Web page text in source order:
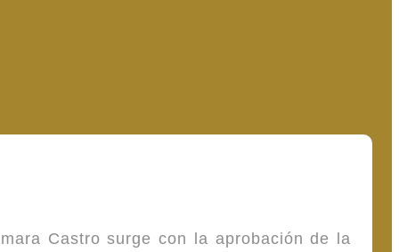
Castro surge con la aprobación de la